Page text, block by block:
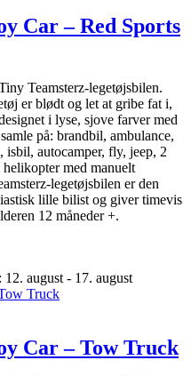
Car – Red Sports
Teamsterz-legetøjsbilen.
er blødt og let at gribe fat i,
i lyse, sjove farver med
på: brandbil, ambulance,
autocamper, fly, jeep, 2
med manuelt
legetøjsbilen er den
lille bilist og giver timevis
12 måneder +.
august - 17. august
Car – Tow Truck